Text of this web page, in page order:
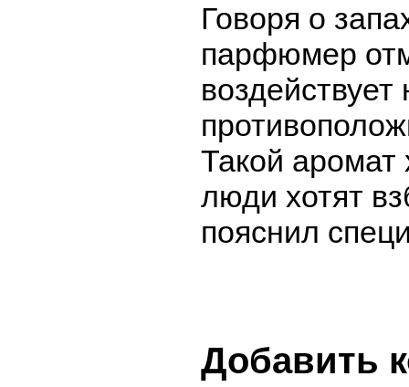
Говоря о
парфюмер
Такой
люди хотят
пояснил
Добавить